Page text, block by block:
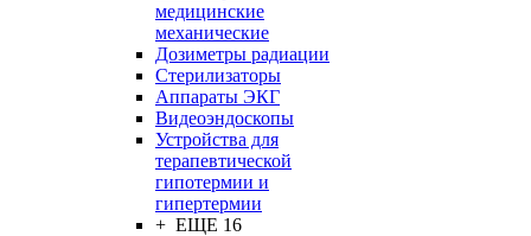
медицинские
механические
Дозиметры радиации
Стерилизаторы
Аппараты ЭКГ
Видеоэндоскопы
Устройства для
терапевтической
гипотермии и
гипертермии
+ ЕЩЕ 16